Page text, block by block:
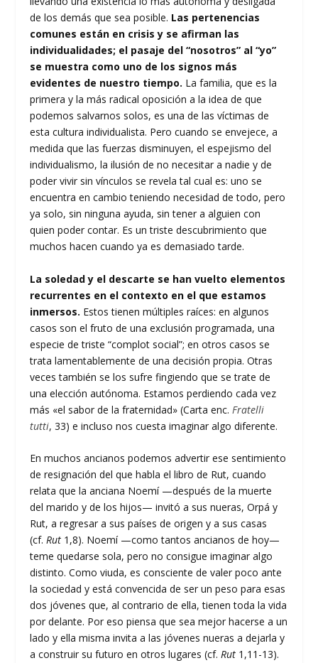
de los demás que sea posible. Las pertenencias
comunes están en crisis y se afirman las
individualidades; el pasaje del “nosotros” al “yo”
se muestra como uno de los signos más
evidentes de nuestro tiempo. La familia, que es la
primera y la más radical oposición a la idea de que
podemos salvarnos solos, es una de las víctimas de
esta cultura individualista. Pero cuando se envejece, a
medida que las fuerzas disminuyen, el espejismo del
individualismo, la ilusión de no necesitar a nadie y de
poder vivir sin vínculos se revela tal cual es: uno se
encuentra en cambio teniendo necesidad de todo, pero
ya solo, sin ninguna ayuda, sin tener a alguien con
quien poder contar. Es un triste descubrimiento que
muchos hacen cuando ya es demasiado tarde.
La soledad y el descarte se han vuelto elementos
recurrentes en el contexto en el que estamos
inmersos. Estos tienen múltiples raíces: en algunos
casos son el fruto de una exclusión programada, una
especie de triste “complot social”; en otros casos se
trata lamentablemente de una decisión propia. Otras
veces también se los sufre fingiendo que se trate de
una elección autónoma. Estamos perdiendo cada vez
más «el sabor de la fraternidad» (Carta enc.Fratelli
tutti, 33) e incluso nos cuesta imaginar algo diferente.
En muchos ancianos podemos advertir ese sentimiento
de resignación del que habla el libro de Rut, cuando
relata que la anciana Noemí —después de la muerte
del marido y de los hijos— invitó a sus nueras, Orpá y
Rut, a regresar a sus países de origen y a sus casas
(cf.Rut 1,8). Noemí —como tantos ancianos de hoy—
teme quedarse sola, pero no consigue imaginar algo
distinto. Como viuda, es consciente de valer poco ante
la sociedad y está convencida de ser un peso para esas
dos jóvenes que, al contrario de ella, tienen toda la vida
por delante. Por eso piensa que sea mejor hacerse a un
lado y ella misma invita a las jóvenes nueras a dejarla y
a construir su futuro en otros lugares (cf.Rut 1,11-13).